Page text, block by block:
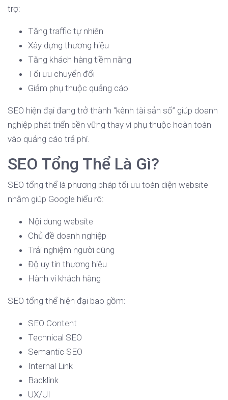
trợ:
Tăng traffic tự nhiên
Xây dựng thương hiệu
Tăng khách hàng tiềm năng
Tối ưu chuyển đổi
Giảm phụ thuộc quảng cáo
SEO hiện đại đang trở thành “kênh tài sản số” giúp doanh
nghiệp phát triển bền vững thay vì phụ thuộc hoàn toàn
vào quảng cáo trả phí.
SEO Tổng Thể Là Gì?
SEO tổng thể là phương pháp tối ưu toàn diện website
nhằm giúp Google hiểu rõ:
Nội dung website
Chủ đề doanh nghiệp
Trải nghiệm người dùng
Độ uy tín thương hiệu
Hành vi khách hàng
SEO tổng thể hiện đại bao gồm:
SEO Content
Technical SEO
Semantic SEO
Internal Link
Backlink
UX/UI